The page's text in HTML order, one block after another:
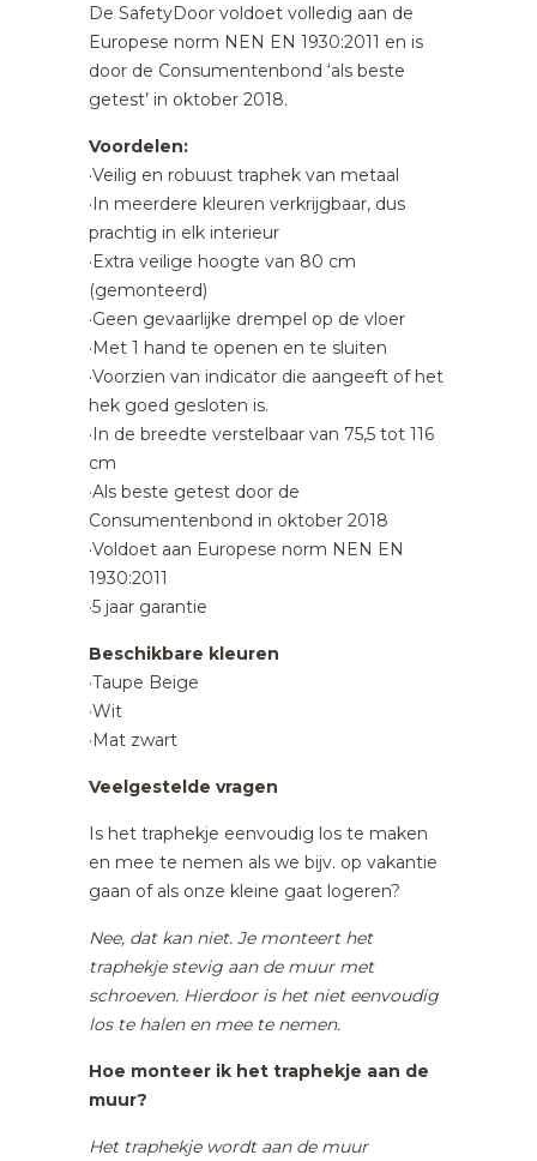
De SafetyDoor voldoet volledig aan de
Europese norm NEN EN 1930:2011 en is
door de Consumentenbond ‘als beste
getest’ in oktober 2018.
Voordelen:
·Veilig en robuust traphek van metaal
·In meerdere kleuren verkrijgbaar, dus
prachtig in elk interieur
·Extra veilige hoogte van 80 cm
(gemonteerd)
·Geen gevaarlijke drempel op de vloer
·Met 1 hand te openen en te sluiten
·Voorzien van indicator die aangeeft of het
hek goed gesloten is.
·In de breedte verstelbaar van 75,5 tot 116
cm
·Als beste getest door de
Consumentenbond in oktober 2018
·Voldoet aan Europese norm NEN EN
1930:2011
·5 jaar garantie
Beschikbare kleuren
·Taupe Beige
·Wit
·Mat zwart
Veelgestelde vragen
Is het traphekje eenvoudig los te maken
en mee te nemen als we bijv. op vakantie
gaan of als onze kleine gaat logeren?
Nee, dat kan niet. Je monteert het
traphekje stevig aan de muur met
schroeven. Hierdoor is het niet eenvoudig
los te halen en mee te nemen.
Hoe monteer ik het traphekje aan de
muur?
Het traphekje wordt aan de muur